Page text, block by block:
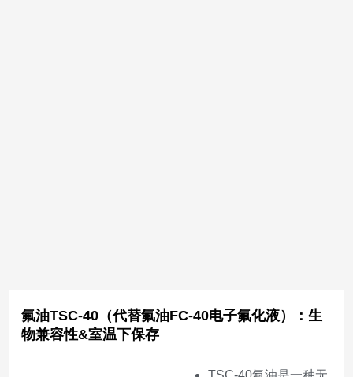
氟油TSC-40（代替氟油FC-40电子氟化液）：生
物兼容性&室温下保存